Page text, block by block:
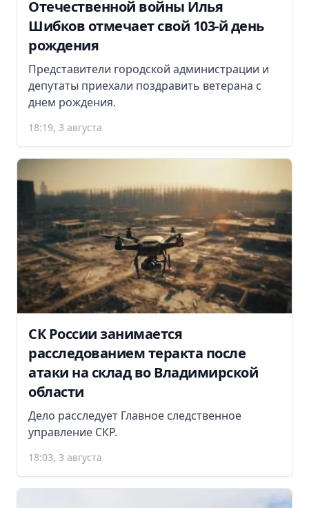
Отечественной войны Илья
Шибков отмечает свой 103-й день
рождения
Представители городской администрации и
депутаты приехали поздравить ветерана с
днем рождения.
18:19, 3 августа
СК России занимается
расследованием теракта после
атаки на склад во Владимирской
области
Дело расследует Главное следственное
управление СКР.
18:03, 3 августа